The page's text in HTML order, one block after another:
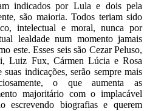
indicados por Lula e dois pela
são maioria. Todos teriam sido
intelectual e moral, nunca por
lealdade num momento jamais
este. Esses seis são Cezar Peluso,
Luiz Fux, Cármen Lúcia e Rosa
indicações, serão sempre mais
o que aumenta as
majoritário com o implacável
escrevendo biografias e querem